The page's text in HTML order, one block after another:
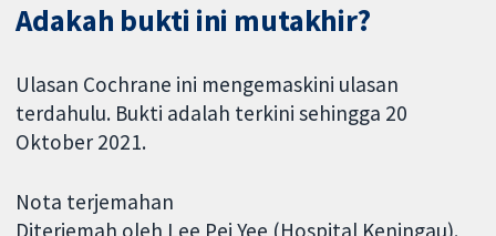
Adakah bukti ini mutakhir?
Ulasan Cochrane ini mengemaskini ulasan
terdahulu. Bukti adalah terkini sehingga 20
Oktober 2021.
Nota terjemahan